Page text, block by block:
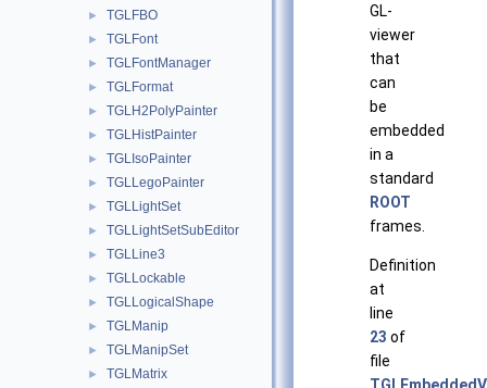
► TGLFBO
► TGLFont
► TGLFontManager
► TGLFormat
► TGLH2PolyPainter
► TGLHistPainter
► TGLIsoPainter
► TGLLegoPainter
► TGLLightSet
► TGLLightSetSubEditor
► TGLLine3
► TGLLockable
► TGLLogicalShape
► TGLManip
► TGLManipSet
► TGLMatrix
GL-
viewer
that
can
be
embedded
in a
standard
ROOT
frames.
Definition
at
line
23 of
file